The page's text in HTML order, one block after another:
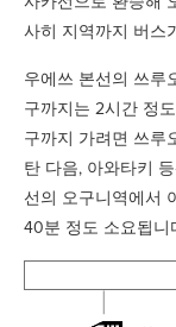
사히 지역까지 버스
우에쓰 본선의 쓰루
구까지는 2시간 정
구까지 가려면 쓰루
탄 다음, 아와타키
선의 오구니역에서
40분 정도 소요됩니